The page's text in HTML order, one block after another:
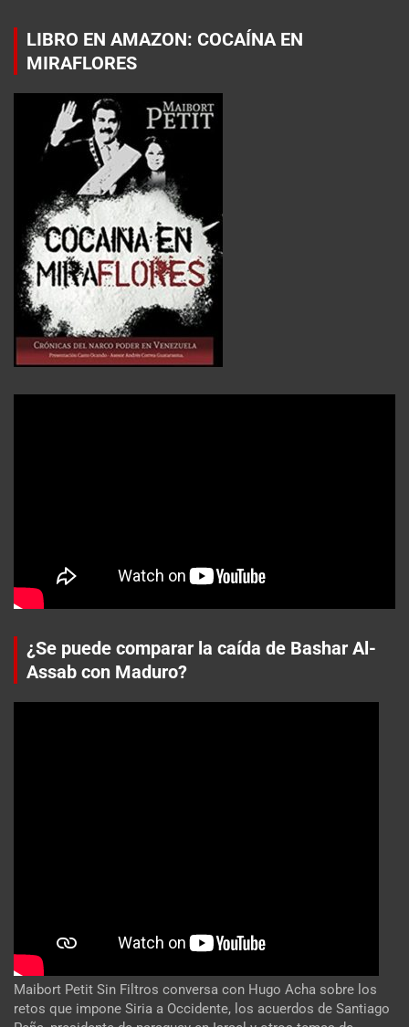
LIBRO EN AMAZON: COCAÍNA EN
MIRAFLORES
¿Se puede comparar la caída de Bashar Al-
Assab con Maduro?
Maibort Petit Sin Filtros conversa con Hugo Acha sobre los
retos que impone Siria a Occidente, los acuerdos de Santiago